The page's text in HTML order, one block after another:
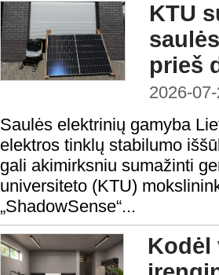
KTU
prieš
2026-
Saulės elektrinių gamyba
elektros tinklų stabilumo
gali akimirksniu sumažinti
universiteto (KTU)
„ShadowSense“...
Kodėl